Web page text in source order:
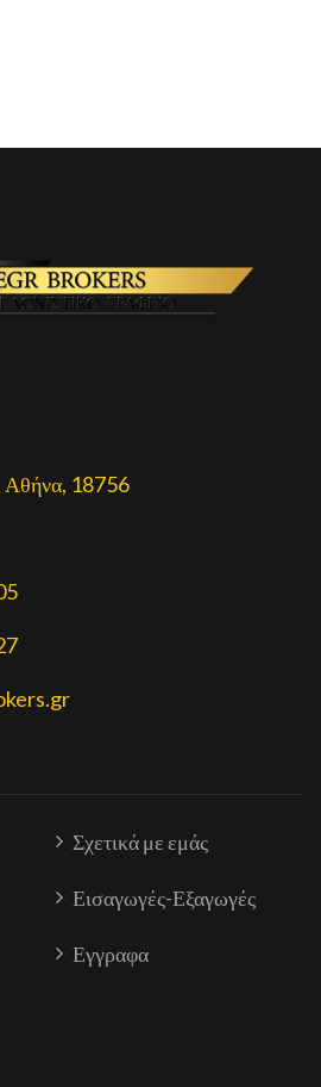
Αθήνα, 18756
Σχετικά με εμάς
Εισαγωγές-Εξαγωγές
Εγγραφα